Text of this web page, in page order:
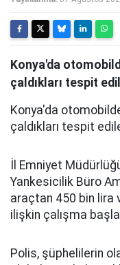
Konya'da
çaldıkları tespit
Konya'da
çaldıkları tespit
İl Emniyet
Yankesicilik Büro
araçtan 450 bin lira
ilişkin çalışma
Polis, şüphelilerin